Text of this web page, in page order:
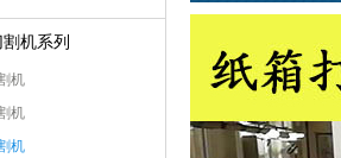
机系列
机
机
机